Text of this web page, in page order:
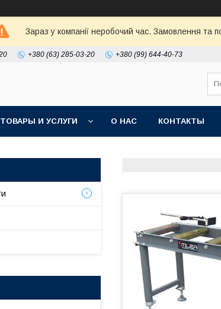
Зараз у компанії неробочий час. Замовлення та
+380 (63) 285-03-20 +380 (99) 644-40-73
ТОВАРЫ И УСЛУГИ О НАС КОНТАКТЫ